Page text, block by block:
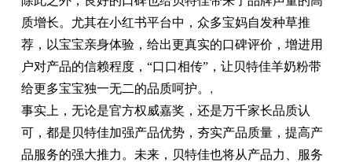
质增长。尤其在小红书平台中，众多宝妈自发种草推
荐，以宝宝亲身体验，给出更真实的口碑评价，增进用
户对产品的信赖程度，“口口相传”，让贝特佳羊奶粉带
给更多宝宝独一无二的品质呵护。 ,
事实上，无论是官方权威嘉奖，还是万千家长品质认
可，都是贝特佳加强产品优势，夯实产品质量，提高产
品服务的强大推力。未来，贝特佳也将从产品力、服务